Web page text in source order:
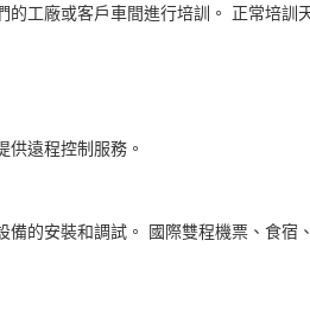
工廠或客戶車間進行培訓。 正常培訓
遠程控制服務。
的安裝和調試。 國際雙程機票、食